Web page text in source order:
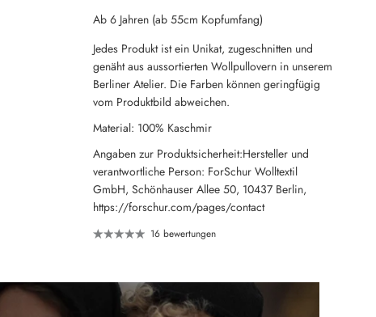
Ab 6 Jahren (ab 55cm Kopfumfang)
Jedes Produkt ist ein Unikat, zugeschnitten und
genäht aus aussortierten Wollpullovern in unserem
Berliner Atelier. Die Farben können geringfügig
vom Produktbild abweichen.
Material: 100% Kaschmir
Angaben zur Produktsicherheit:Hersteller und
verantwortliche Person: ForSchur Wolltextil
GmbH, Schönhauser Allee 50, 10437 Berlin,
https://forschur.com/pages/contact
16 bewertungen